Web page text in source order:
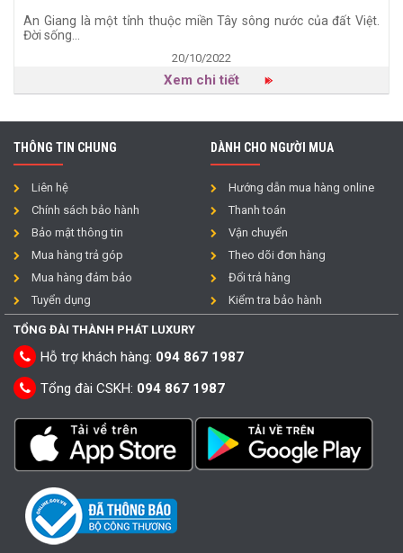
An Giang là một tỉnh thuộc miền Tây sông nước của đất Việt.
Đời sống...
20/10/2022
Xem chi tiết
THÔNG TIN CHUNG
Liên hệ
Chính sách bảo hành
Bảo mật thông tin
Mua hàng trả góp
Mua hàng đảm bảo
Tuyển dụng
DÀNH CHO NGƯỜI MUA
Hướng dẫn mua hàng online
Thanh toán
Vận chuyển
Theo dõi đơn hàng
Đổi trả hàng
Kiểm tra bảo hành
TỔNG ĐÀI THÀNH PHÁT LUXURY
Hỗ trợ khách hàng: 094 867 1987
Tổng đài CSKH: 094 867 1987